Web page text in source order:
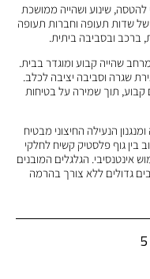
שינוע ושהייה ממושכת
שדות תעופה וחברות תעופה
ברכב ובסביבה ביתית.
שהייה קבוע ומוגדר בבית.
שגרה וסביבה יציבה לכלב.
קבוע, תוך שמירה על בטיחות
הנעילה החיצוני מבטיח
בין גוף פלסטיק קשיח לחלקי
אינטנסיבי. הגלגלים המובנים
גדולים ללא צורך בהרמה